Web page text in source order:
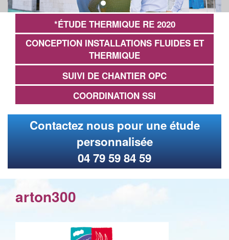
*ÉTUDE THERMIQUE RE 2020
CONCEPTION INSTALLATIONS FLUIDES ET
THERMIQUE
SUIVI DE CHANTIER OPC
COORDINATION SSI
Contactez nous pour une étude
personnalisée
04 79 59 84 59
arton300